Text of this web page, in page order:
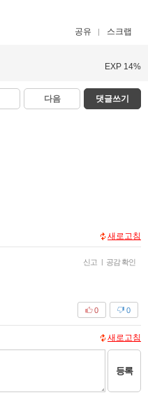
공유 스크랩
EXP 14%
다음 댓글쓰기
새로고침
신고 | 공감 확인
0
0
새로고침
등록